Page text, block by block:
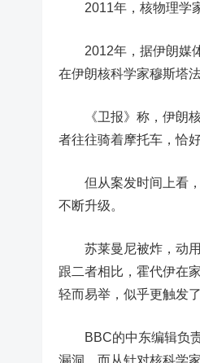
2011年，核物理学家
2012年，据伊朗媒体
在伊朗核科学家穆斯塔
《卫报》称，伊朗核
者往往骑着摩托车，恰
但从案发时间上看，
不断升级。
苏莱曼尼被炸，动
跟二者相比，霍代伊在
轻而易举，似乎更触发
BBC的中东编辑负
漏洞。 而从针对核科学